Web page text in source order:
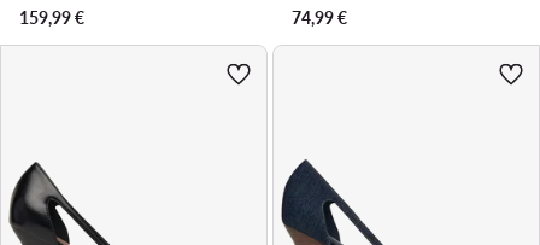
159,99€
74,99€